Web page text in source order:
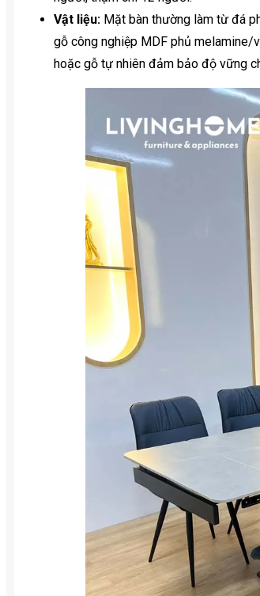
Vật liệu: Mặt bàn thường làm từ đá
gỗ công nghiệp MDF phủ melamine/
hoặc gỗ tự nhiên đảm bảo độ vững